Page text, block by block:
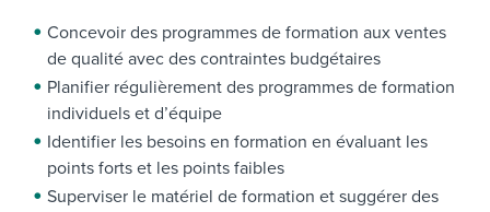
Concevoir des programmes de formation aux ventes
de qualité avec des contraintes budgétaires
Planifier régulièrement des programmes de formation
individuels et d’équipe
Identifier les besoins en formation en évaluant les
points forts et les points faibles
Superviser le matériel de formation et suggérer des